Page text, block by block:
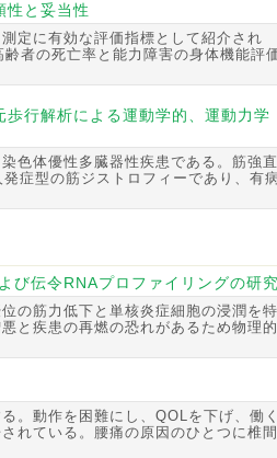
性と妥当性
定に有効な評価指標として紹介され
者の死亡率と能力障害の身体機能評
行解析による運動学的、運動力学
色体優性多臓器性疾患である。筋強直
症型の筋ジストロフィーであり、有病
び伝令RNAプロファイリングの研究
の筋力低下と単核炎症細胞の浸潤を特
と疾患の再燃の恐れがあるため物理的
。動作を困難にし、QOLを下げ、働く
れている。腰痛の原因のひとつに椎間